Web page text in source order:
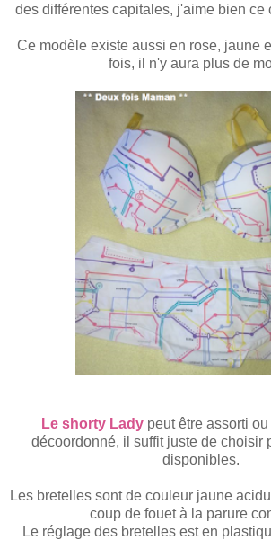
des différentes capitales, j'aime bien ce
Ce modèle existe aussi en rose, jaune
fois, il n'y aura plus de
Le shorty Ladypeut être assorti
décoordonné, il suffit juste de choisir
disponibles.
Les bretelles sont de couleur jaune
coup de fouet à la parure
Le réglage des bretelles est en